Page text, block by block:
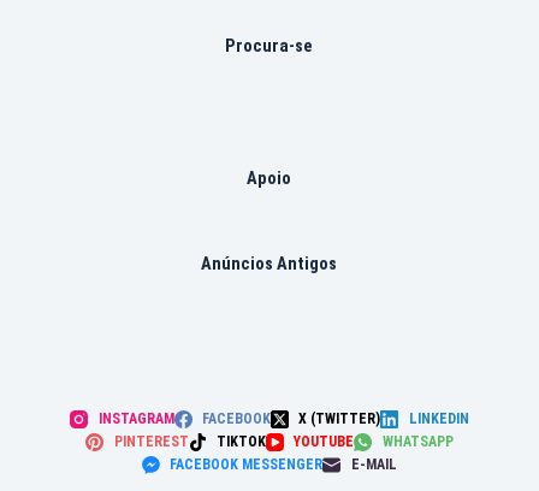
Procura-se
Apoio
Anúncios Antigos
INSTAGRAM FACEBOOK X (TWITTER)
LINKEDIN
PINTEREST
TIKTOK YOUTUBE
WHATSAPP
FACEBOOK MESSENGER
E-MAIL